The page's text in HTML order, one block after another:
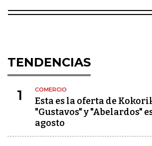
TENDENCIAS
1 COMERCIO
Esta es la oferta de
"Gustavos" y "Abelardos"
agosto